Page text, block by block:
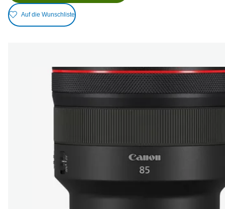
Auf die Wunschliste